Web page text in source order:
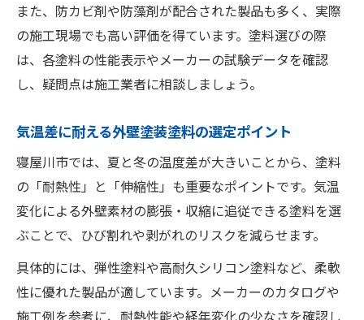
また、防カビ剤や防藻剤が配合された製品も多く、実際
の施工現場でも高い評価を得ています。塗料選びの際
は、各塗料の性能表示やメーカーの試験データを確認
し、疑問点は施工業者に相談しましょう。
気温差に耐える外壁塗装塗料の選定ポイント
寝屋川市では、夏と冬の温度差が大きいことから、塗料
の「耐熱性」と「伸縮性」も重要なポイントです。気温
変化による外壁素材の膨張・収縮に追従できる塗料を選
ぶことで、ひび割れや剥がれのリスクを減らせます。
具体的には、弾性塗料や高耐久シリコン塗料など、柔軟
性に優れた製品が適しています。メーカーのカタログや